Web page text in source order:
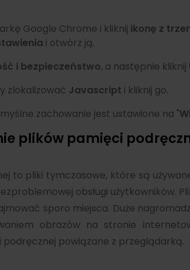
Google Chrome i kliknij ikonę z
i otwórz ją.
i bezpieczeństwo, a następnie kliknij
zlokalizować Javascript i kliknij go.
zachowanie jest ustawione na "
plików pamięci
to pliki tymczasowe, które są
obsługi użytkowników.
sporo miejsca. Duże
obrazów na stronie
podręcznej powiązane z przeglądarką.